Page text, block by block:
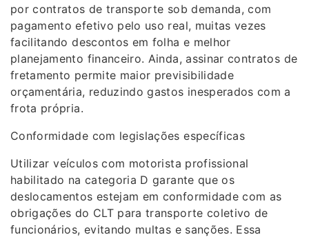
por contratos de transporte sob demanda, com
pagamento efetivo pelo uso real, muitas vezes
facilitando descontos em folha e melhor
planejamento financeiro. Ainda, assinar contratos de
fretamento permite maior previsibilidade
orçamentária, reduzindo gastos inesperados com a
frota própria.
Conformidade com legislações específicas
Utilizar veículos com motorista profissional
habilitado na categoria D garante que os
deslocamentos estejam em conformidade com as
obrigações do CLT para transporte coletivo de
funcionários, evitando multas e sanções. Essa